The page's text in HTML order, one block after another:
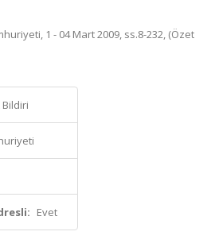
1 - 04 Mart 2009, ss.8-232, (Özet
Evet